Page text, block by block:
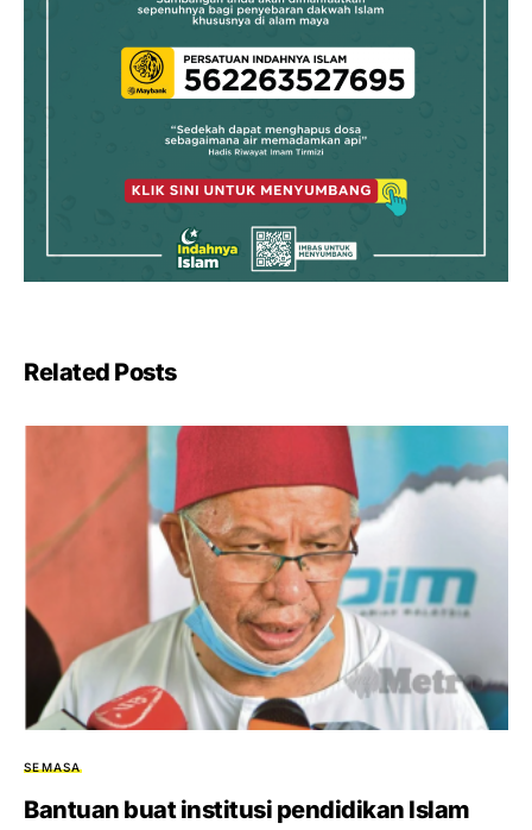
Related Posts
SEMASA
Bantuan buat institusi pendidikan Islam